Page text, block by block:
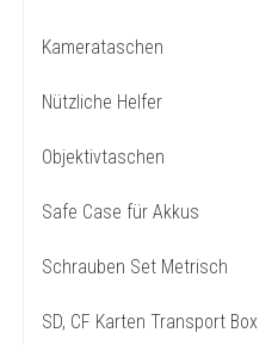
Kamerataschen
Nützliche Helfer
Objektivtaschen
Safe Case für Akkus
Schrauben Set Metrisch
SD, CF Karten Transport Box